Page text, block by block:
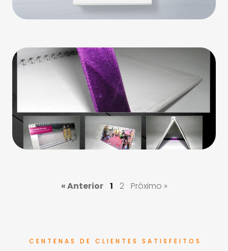
« Anterior 1 2 Próximo »
CENTENAS DE CLIENTES SATISFEITOS